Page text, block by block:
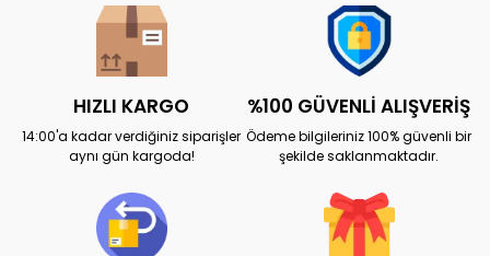
HIZLI KARGO
14:00'a kadar verdiğiniz siparişler
aynı gün kargoda!
%100 GÜVENLİ ALIŞVERİŞ
Ödeme bilgileriniz 100% güvenli bir
şekilde saklanmaktadır.